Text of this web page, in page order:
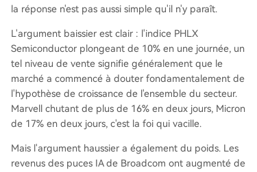
la réponse n'est pas aussi simple qu'il n'y paraît.
L'argument baissier est clair : l'indice PHLX
Semiconductor plongeant de 10% en une journée, un
tel niveau de vente signifie généralement que le
marché a commencé à douter fondamentalement de
l'hypothèse de croissance de l'ensemble du secteur.
Marvell chutant de plus de 16% en deux jours, Micron
de 17% en deux jours, c'est la foi qui vacille.
Mais l'argument haussier a également du poids. Les
revenus des puces IA de Broadcom ont augmenté de